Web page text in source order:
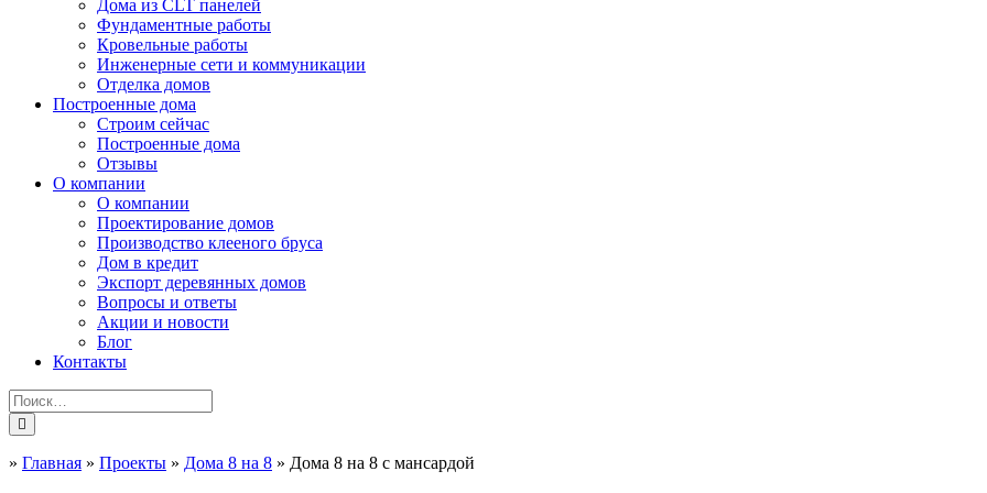
Дома из CLT панелей
Фундаментные работы
Кровельные работы
Инженерные сети и коммуникации
Отделка домов
Построенные дома
Строим сейчас
Построенные дома
Отзывы
О компании
О компании
Проектирование домов
Производство клееного бруса
Дом в кредит
Экспорт деревянных домов
Вопросы и ответы
Акции и новости
Блог
Контакты
» Главная » Проекты » Дома 8 на 8 » Дома 8 на 8 с мансардой